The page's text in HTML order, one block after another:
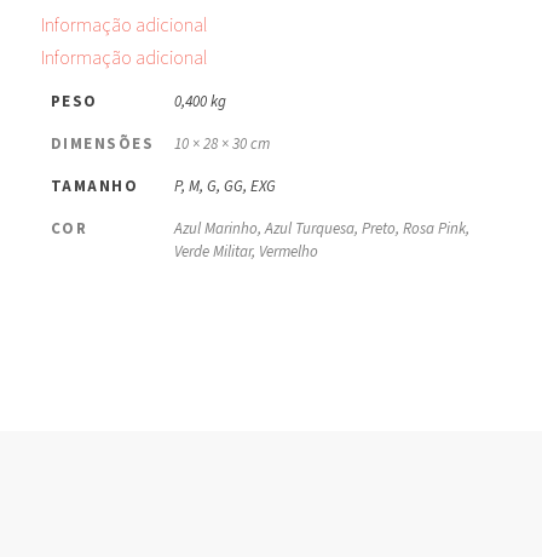
Informação adicional
Informação adicional
PESO
0,400 kg
DIMENSÕES
10 × 28 × 30 cm
TAMANHO
P, M, G, GG, EXG
COR
Azul Marinho, Azul Turquesa, Preto, Rosa Pink,
Verde Militar, Vermelho